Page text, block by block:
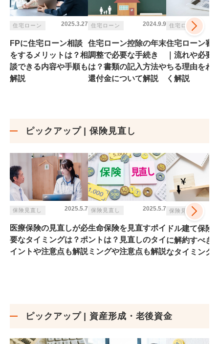
住宅ローン 2025.3.27
FPに住宅ローン相談
をするメリットは？相
談できる内容や手順も
解説​
住宅ローン 2024.9.9
住宅ローン控除の年末
調整で必要な手続き
は？書類の記入方法や
還付金について解説
住宅ローン
住宅ローン審
｜流れや必要
ちる理由をわ
く解説
ピックアップ | 保険見直し
保険見直し 2025.5.7
医療保険の見直しが必
要なタイミングは？ポ
イントや注意点も解説
保険見直し 2025.5.7
生命保険を見直すポイ
ントは？見直しのタイ
ミングや注意点も解説
保険見直し
ドル建て保険
に解約すべき
なタイミング
ピックアップ | 資産形成・老後資金